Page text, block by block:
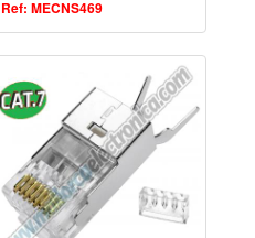
Ref: MECNS469